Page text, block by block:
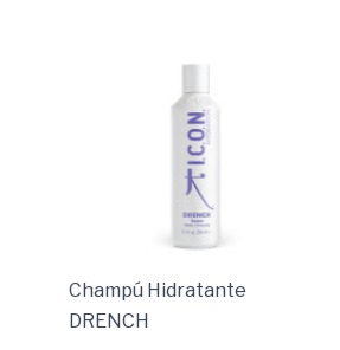
Champú Hidratante
DRENCH